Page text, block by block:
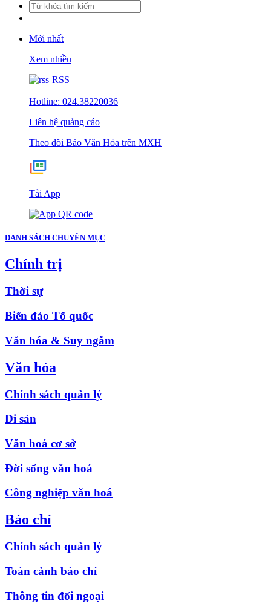
Mới nhất
Xem nhiều
RSS
Hotline: 024.38220036
Liên hệ quảng cáo
Theo dõi Báo Văn Hóa trên MXH
Tải App
DANH SÁCH CHUYÊN MỤC
Chính trị
Thời sự
Biển đảo Tổ quốc
Văn hóa & Suy ngẫm
Văn hóa
Chính sách quản lý
Di sản
Văn hoá cơ sở
Đời sống văn hoá
Công nghiệp văn hoá
Báo chí
Chính sách quản lý
Toàn cảnh báo chí
Thông tin đối ngoại